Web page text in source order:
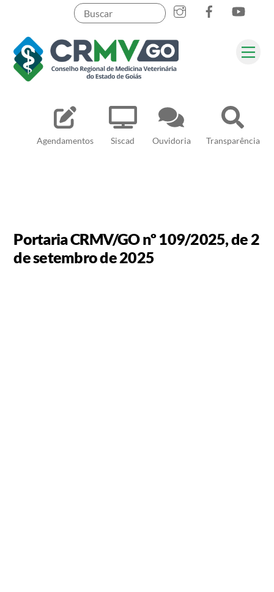
content
Agendamentos Siscad Ouvidoria Transparência
Pesquisar
Portaria CRMV/GO nº 109/2025, de 2
de setembro de 2025